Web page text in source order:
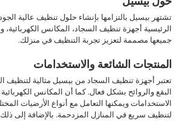
تشتهر بيسيل بالتزامها بإنشاء حلول تنظيف عالية
الرئيسية أجهزة تنظيف السجاد، المكانس الكهربائية،
جميعها مصممة لتعزيز تجربة التنظيف في منزلك.
المنتجات الشائعة والاستخدامات
تعتبر أجهزة تنظيف السجاد من بيسيل مثالية لتنظيف
البقع والروائح بشكل فعال. كما أن المكانس
الاستخدامات ويمكنها التعامل مع أنواع الأرضيات
لتنظيف سريع في المنازل المزدحمة. بالإضافة إلى